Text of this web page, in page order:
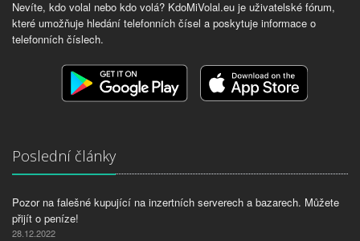
Nevíte, kdo volal nebo kdo volá? KdoMiVolal.eu je uživatelské fórum,
které umožňuje hledání telefonních čísel a poskytuje informace o
telefonních číslech.
Poslední články
Pozor na falešné kupující na inzertních serverech a bazarech. Můžete
přijít o peníze!
28.12.2022